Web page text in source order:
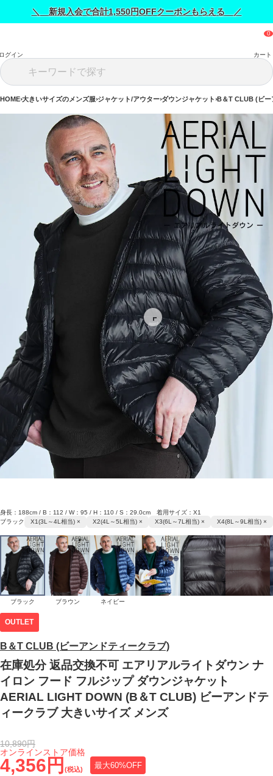
＼ 新規入会で合計1,550円OFFクーポンもらえる ／
グイン カート
HOME 大きいサイズのメンズ服 ジャケット/アウター ダウンジャケット B＆T CLUB (ビー
OUTLET
B＆T CLUB (ビーアンドティークラブ)
在庫処分 返品交換不可 エアリアルライトダウン ナ
イロン フード フルジップ ダウンジャケット
AERIAL LIGHT DOWN (B＆T CLUB) ビーアンドテ
ィークラブ 大きいサイズ メンズ
4,356円 (税込) 最大60%OFF
オンラインストア価格
10,890円
身長：188cm / B：112 / W：95 / H：110 / S：29.0cm 着用サイズ：X1
ブラック
X1(3L～4L相当) × X2(4L～5L相当) × X3(6L～7L相当) × X4(8L～9L相当) ×
ブラック ブラウン ネイビー